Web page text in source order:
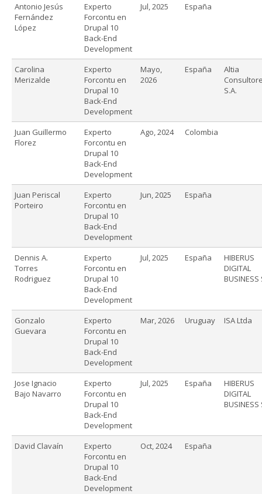
Antonio Jesús
Fernández
López
Experto
Forcontu en
Drupal 10
Back-End
Development
Jul, 2025 España
Carolina
Merizalde
Experto
Forcontu en
Drupal 10
Back-End
Development
Mayo,
2026
España
Altia
S.A.
Juan Guillermo
Florez
Experto
Forcontu en
Drupal 10
Back-End
Development
Ago, 2024 Colombia
Juan Periscal
Porteiro
Experto
Forcontu en
Drupal 10
Back-End
Development
Jun, 2025 España
Dennis A.
Torres
Rodriguez
Experto
Forcontu en
Drupal 10
Back-End
Development
Jul, 2025 España
HIBERUS
DIGITAL
BUSINESS
Gonzalo
Guevara
Experto
Forcontu en
Drupal 10
Back-End
Development
Mar, 2026 Uruguay ISA Ltda
Jose Ignacio
Bajo Navarro
Experto
Forcontu en
Drupal 10
Back-End
Development
Jul, 2025 España
HIBERUS
DIGITAL
BUSINESS
David Clavaín
Experto
Forcontu en
Drupal 10
Back-End
Development
Oct, 2024 España